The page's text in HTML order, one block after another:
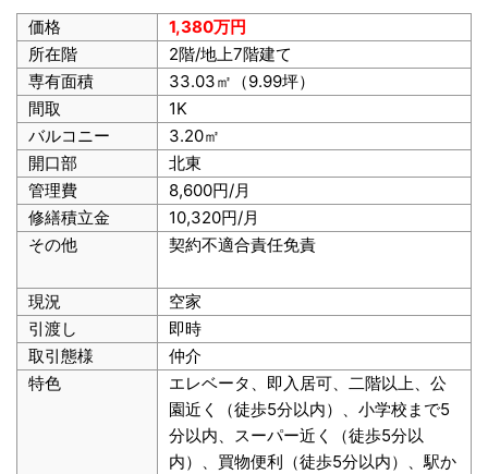
価格
1,380万円
所在階
2階/地上7階建て
専有面積
33.03㎡（9.99坪）
間取
1K
バルコニー
3.20㎡
開口部
北東
管理費
8,600円/月
修繕積立金
10,320円/月
その他
契約不適合責任免責
現況
空家
引渡し
即時
取引態様
仲介
特色
エレベータ、即入居可、二階以上、公
園近く（徒歩5分以内）、小学校まで5
分以内、スーパー近く（徒歩5分以
内）、買物便利（徒歩5分以内）、駅か